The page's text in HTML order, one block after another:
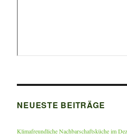
NEUESTE BEITRÄGE
Klimafreundliche Nachbarschaftsküche im